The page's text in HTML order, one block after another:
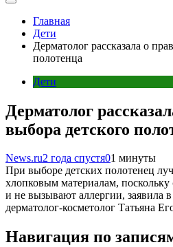
Главная
Дети
Дерматолог рассказала о
полотенца
Дети
Дерматолог
выбора детского
News.ru2 года спустя01 минуты
При выборе детских полотенец
хлопковым материалам,
и не вызывают аллергии, заявила
дерматолог-косметолог Татьяна
Навигация по